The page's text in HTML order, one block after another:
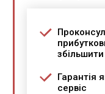
Гарантія
сервіс